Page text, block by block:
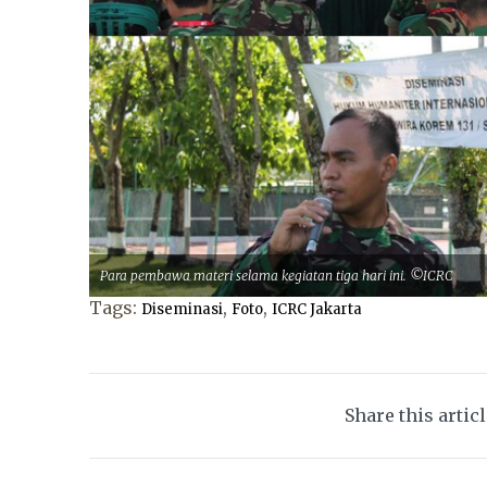
Para pembawa materi selama kegiatan tiga hari ini. ©ICRC
Tags: Diseminasi, Foto, ICRC Jakarta
Share this